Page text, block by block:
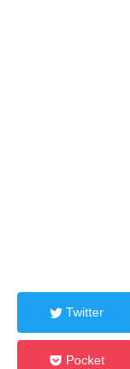
Twitter
Pocket